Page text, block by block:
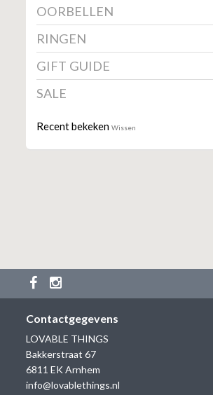
OORBELLEN
RINGEN
GIFT GUIDE
SALE
Recent bekeken Wissen
Contactgegevens
LOVABLE THINGS
Bakkerstraat 67
6811 EK Arnhem
info@lovablethings.nl